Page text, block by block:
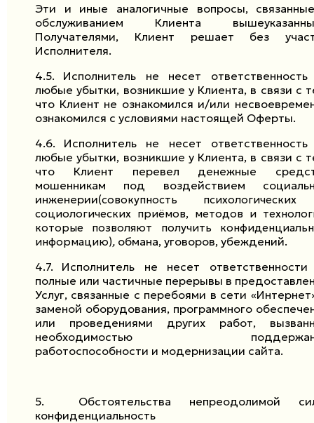
Эти и иные аналогичные вопросы,
обслуживанием Клиента
Получателями, Клиент решает без
Исполнителя.
4.5.
Исполнитель не несет
любые убытки, возникшие у Клиента, в связи с
что Клиент не ознакомился и/или
ознакомился с условиями настоящей Оферты.
4.6.
Исполнитель не несет
любые убытки, возникшие у Клиента, в связи с
что Клиент перевел денежные
мошенникам под воздействием
инженерии(совокупность
социологических приёмов, методов и
которые позволяют получить
информацию), обмана, уговоров, убеждений.
4.7.
Исполнитель не несет ответственности
полные или частичные перерывы в
Услуг, связанные с перебоями в сети
заменой оборудования, программного
или проведениями других работ,
необходимостью
работоспособности и модернизации сайта.
5.
Обстоятельства непреодолимой
конфиденциальность